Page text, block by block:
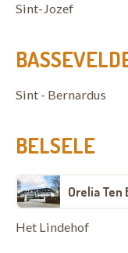
Sint-Jozef
Sint - Bernardus
BELSELE
Orelia
Het Lindehof